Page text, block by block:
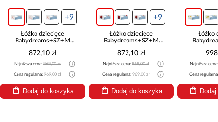
+9
Łóżko dziecięce
Babydreams+SZ+M
man
872,10 zł
Najniższa cena:969,00 zł
Cena regularna:969,00 zł
Dodaj do koszyka
+9
Łóżko dziecięce
Babydreams+SZ+M
998,10 zł
Najniższa cena:1 109,00 zł
Cena regularna:1 109,00 zł
Dodaj do koszyka
Najniższa
Cena